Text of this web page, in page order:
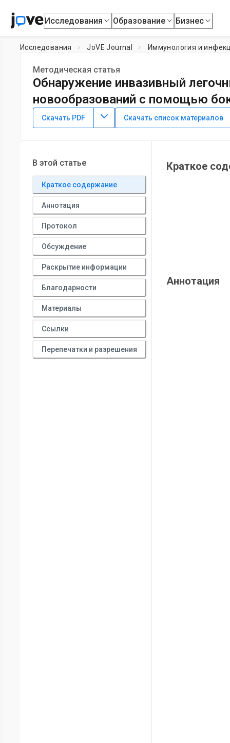
Исследования Образование Бизнес
Исследования JoVE Journal Иммунология и
Методическая статья
Обнаружение инвазивный
новообразований с помощью
DOI: 10.3791/3721 ⸱ 22 марта 2012 г.
Christopher Thornton1,Gemma Johnson2,Samir
Скачать PDF Скачать список материалов
В этой статье
Краткое содержание
Аннотация
Протокол
Обсуждение
Раскрытие информации
Благодарности
Материалы
Ссылки
Перепечатки и разрешения
Краткое
Аннотация